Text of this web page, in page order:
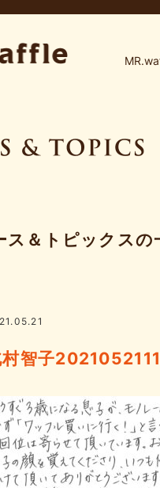
ス＆トピックスの
村智子